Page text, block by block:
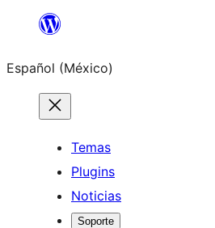
Saltar
contenido
Español (México)
Temas
Plugins
Noticias
Soporte